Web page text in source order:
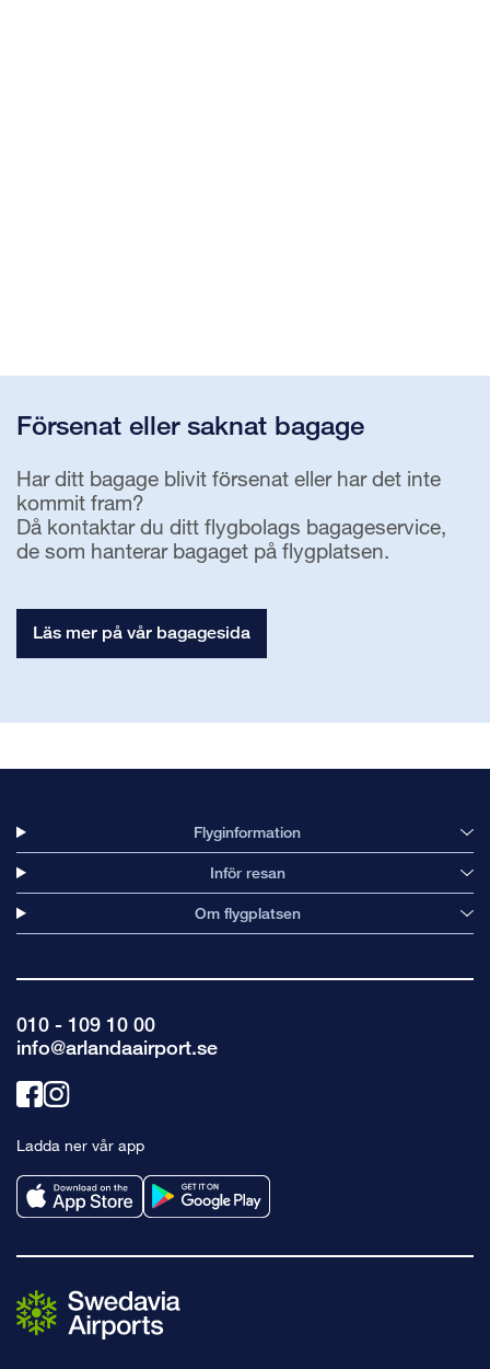
Försenat eller saknat bagage
Har ditt bagage blivit försenat eller har det inte
kommit fram?
Då kontaktar du ditt flygbolags bagageservice,
de som hanterar bagaget på flygplatsen.
Läs mer på vår bagagesida
Flyginformation
Inför resan
Om flygplatsen
010 - 109 10 00
info@arlandaairport.se
Länk
facebook
Länk
instagram
Ladda ner vår app